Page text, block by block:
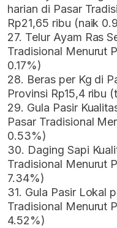
harian di Pasar
Rp21,65 ribu (naik
27. Telur Ayam Ras
Tradisional Menurut
0.17%)
28. Beras per Kg di
Provinsi Rp15,4 ribu
29. Gula Pasir
Pasar Tradisional
0.53%)
30. Daging Sapi
Tradisional Menurut
7.34%)
31. Gula Pasir Lokal
Tradisional Menurut
4.52%)